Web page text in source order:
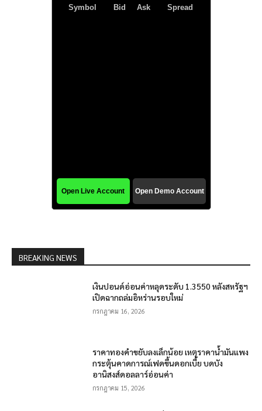
BREAKING NEWS
เงินปอนด์อ่อนค่าหลุดระดับ 1.3550 หลังสหรัฐฯ
เปิดฉากถล่มอิหร่านรอบใหม่
กรกฎาคม 16, 2026
ราคาทองคำขยับลงเล็กน้อย เหตุราคาน้ำมันแพง
กระตุ้นคาดการณ์เฟดขึ้นดอกเบี้ย บดบัง
อานิสงส์ดอลลาร์อ่อนค่า
กรกฎาคม 15, 2026